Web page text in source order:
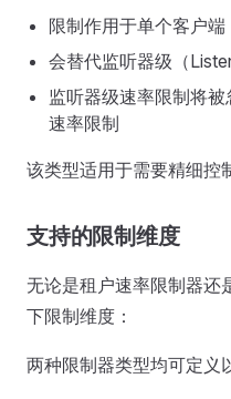
限制作用于单个客户端
会替代监听器级（
监听器级速率限制将
速率限制
该类型适用于需要精细控
支持的限制维度
无论是租户速率限制器还
下限制维度：
两种限制器类型均可定义